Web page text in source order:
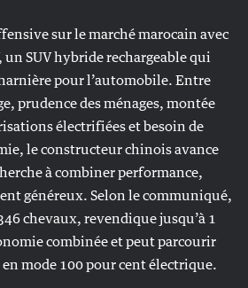
sur le marché marocain avec
un SUV hybride rechargeable qui
pour l’automobile. Entre
prudence des ménages, montée
électrifiées et besoin de
le constructeur chinois avance
à combiner performance,
généreux. Selon le communiqué,
chevaux, revendique jusqu’à 1
combinée et peut parcourir
mode 100 pour cent électrique.